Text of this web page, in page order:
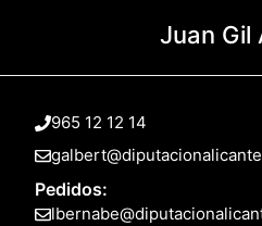
Juan Gil
965 12 12 14
Pedidos: